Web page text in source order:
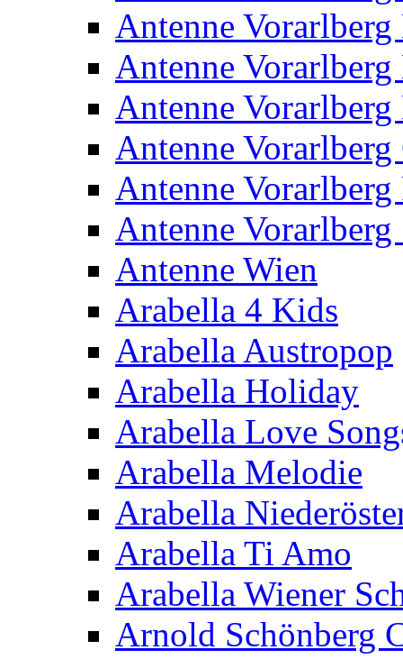
Antenne
Antenne
Antenne
Antenne Vorarlberg
Antenne
Antenne
Antenne Wien
Arabella 4 Kids
Arabella Austropop
Arabella Holiday
Arabella Love
Arabella Melodie
Arabella
Arabella Ti Amo
Arabella Wiener
Arnold Schönberg